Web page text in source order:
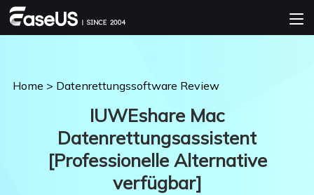
Home > Datenrettungssoftware Review
IUWEshare Mac
Datenrettungsassistent
[Professionelle Alternative
verfügbar]